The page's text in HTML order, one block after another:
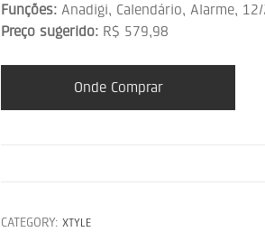
Funções: Anadigi, Calendário, Alarme,
Preço sugerido: R$ 579,98
Onde Comprar
CATEGORY: XTYLE